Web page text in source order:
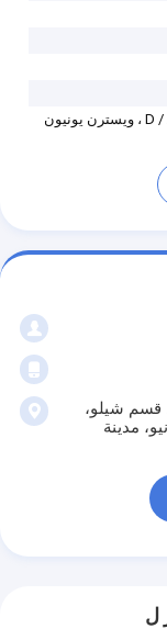
D / A ، L / C ، D / P ، T / T ، ويسترن يونيون
شارع شيلو، قسم شيلو،
مدينة
ل